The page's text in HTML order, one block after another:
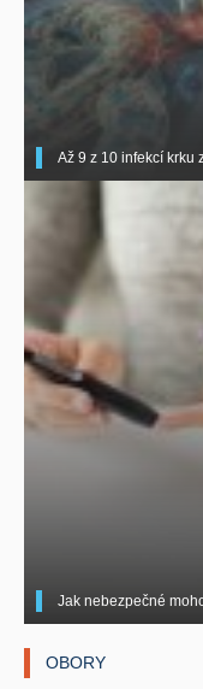
Až 9 z 10 infekcí krku
Jak nebezpečné
OBORY